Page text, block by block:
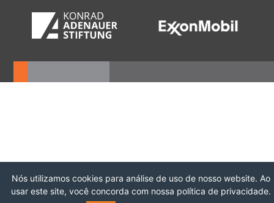
Nós utilizamos cookies para análise de uso de nosso website. Ao
usar este site, você concorda com nossa política de privacidade.